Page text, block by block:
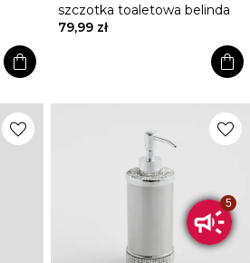
shopping_bag
szczotka toaletowa belinda
79,99 zł
shopping_bag
favorite favorite